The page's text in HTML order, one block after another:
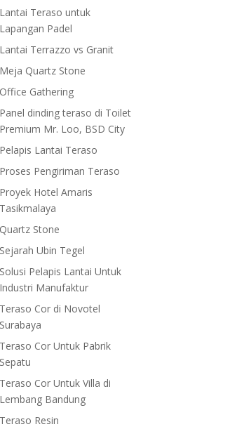
Lantai Teraso untuk
Lapangan Padel
Lantai Terrazzo vs Granit
Meja Quartz Stone
Office Gathering
Panel dinding teraso di Toilet
Premium Mr. Loo, BSD City
Pelapis Lantai Teraso
Proses Pengiriman Teraso
Proyek Hotel Amaris
Tasikmalaya
Quartz Stone
Sejarah Ubin Tegel
Solusi Pelapis Lantai Untuk
Industri Manufaktur
Teraso Cor di Novotel
Surabaya
Teraso Cor Untuk Pabrik
Sepatu
Teraso Cor Untuk Villa di
Lembang Bandung
Teraso Resin